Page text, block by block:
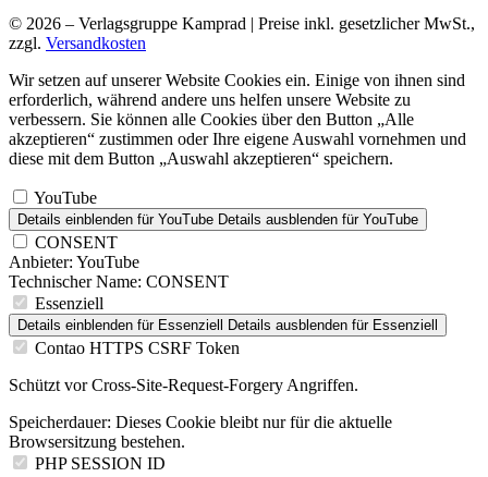
© 2026 – Verlagsgruppe Kamprad | Preise inkl. gesetzlicher MwSt.,
zzgl. Versandkosten
Wir setzen auf unserer Website Cookies ein. Einige von ihnen sind
erforderlich, während andere uns helfen unsere Website zu
verbessern. Sie können alle Cookies über den Button „Alle
akzeptieren“ zustimmen oder Ihre eigene Auswahl vornehmen und
diese mit dem Button „Auswahl akzeptieren“ speichern.
YouTube
Details einblenden für YouTube Details ausblenden für YouTube
CONSENT
Anbieter: YouTube
Technischer Name: CONSENT
Essenziell
Details einblenden für Essenziell Details ausblenden für Essenziell
Contao HTTPS CSRF Token
Schützt vor Cross-Site-Request-Forgery Angriffen.
Speicherdauer: Dieses Cookie bleibt nur für die aktuelle
Browsersitzung bestehen.
PHP SESSION ID